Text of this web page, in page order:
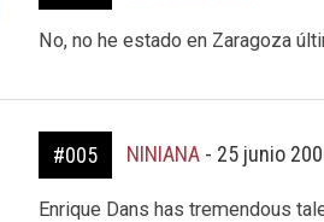
No, no he estado en Zaragoza
#005 NINIANA- 25 junio
Enrique Dans has tremendous